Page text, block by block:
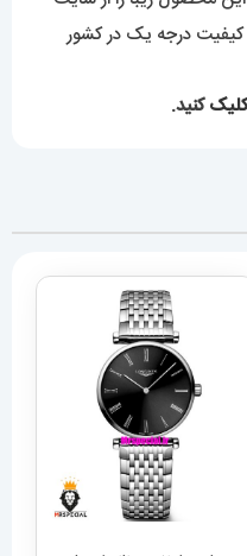
کیفیت درجه یک در کشور
کنید.